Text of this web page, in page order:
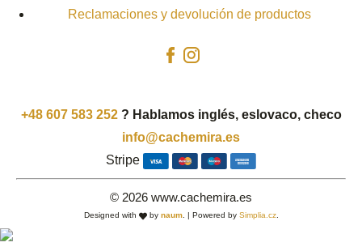
Reclamaciones y devolución de productos
+48 607 583 252 ? Hablamos inglés, eslovaco, checo
info@cachemira.es
Stripe
© 2026 www.cachemira.es
Designed with by naum. | Powered by Simplia.cz.